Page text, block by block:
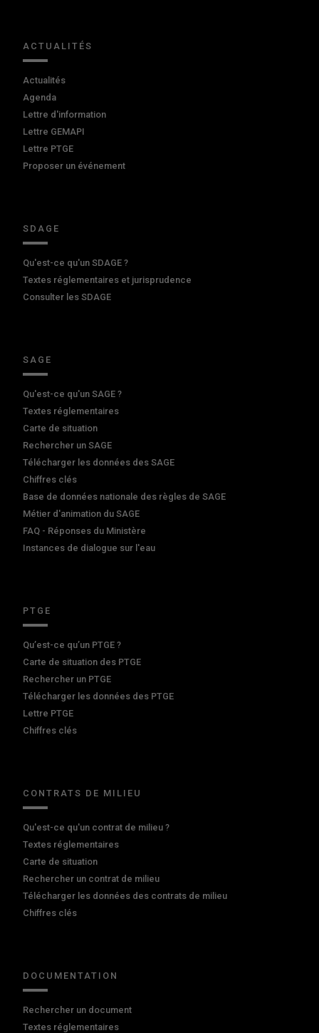
ACTUALITÉS
Actualités
Agenda
Lettre d'information
Lettre GEMAPI
Lettre PTGE
Proposer un événement
SDAGE
Qu'est-ce qu'un SDAGE ?
Textes réglementaires et jurisprudence
Consulter les SDAGE
SAGE
Qu'est-ce qu'un SAGE ?
Textes réglementaires
Carte de situation
Rechercher un SAGE
Télécharger les données des SAGE
Chiffres clés
Base de données nationale des règles de SAGE
Métier d'animation du SAGE
FAQ - Réponses du Ministère
Instances de dialogue sur l'eau
PTGE
Qu’est-ce qu’un PTGE ?
Carte de situation des PTGE
Rechercher un PTGE
Télécharger les données des PTGE
Lettre PTGE
Chiffres clés
CONTRATS DE MILIEU
Qu'est-ce qu'un contrat de milieu ?
Textes réglementaires
Carte de situation
Rechercher un contrat de milieu
Télécharger les données des contrats de milieu
Chiffres clés
DOCUMENTATION
Rechercher un document
Textes réglementaires